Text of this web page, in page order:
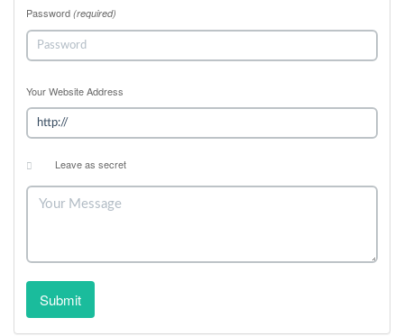
Password (required)
Your Website Address
Leave as secret
Submit